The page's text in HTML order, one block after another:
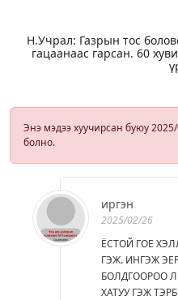
Н.Учрал: Газрын тос
гацаанаас гарсан. 60
Энэ мэдээ хуучирсан буюу
болно.
иргэн
2025/02/26
ЁСТОЙ ГОЕ
ГЭЖ. ИНГЭЖ
БОЛДГООРОО
ХАТУУ ГЭЖ